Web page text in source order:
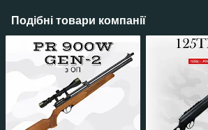
Подібні товари компанії